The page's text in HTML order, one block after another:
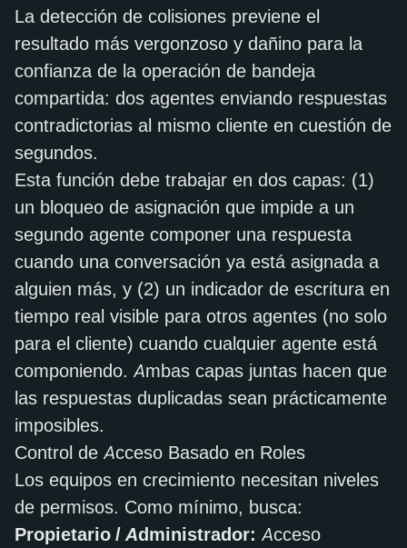
La detección de colisiones previene el
resultado más vergonzoso y dañino para la
confianza de la operación de bandeja
compartida: dos agentes enviando respuestas
contradictorias al mismo cliente en cuestión de
segundos.
Esta función debe trabajar en dos capas: (1)
un bloqueo de asignación que impide a un
segundo agente componer una respuesta
cuando una conversación ya está asignada a
alguien más, y (2) un indicador de escritura en
tiempo real visible para otros agentes (no solo
para el cliente) cuando cualquier agente está
componiendo. Ambas capas juntas hacen que
las respuestas duplicadas sean prácticamente
imposibles.
Control de Acceso Basado en Roles
Los equipos en crecimiento necesitan niveles
de permisos. Como mínimo, busca:
Propietario / Administrador: Acceso